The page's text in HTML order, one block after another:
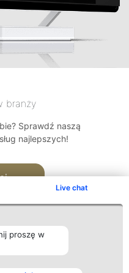
Live chat
proszę w
branży
Sprawdź naszą
najlepszych!
Kontakt